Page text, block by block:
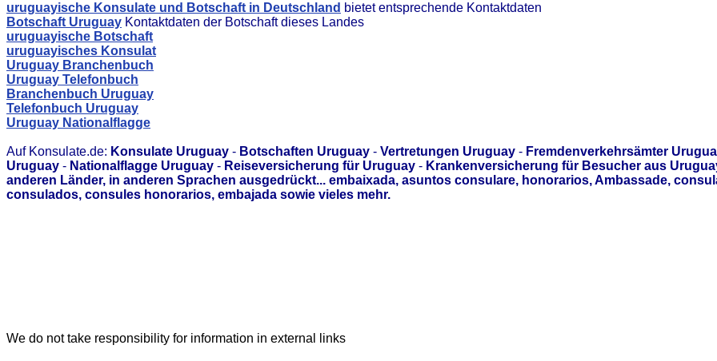
uruguayische Konsulate und Botschaft in Deutschland bietet entsprechende Kontaktdaten
Botschaft Uruguay Kontaktdaten der Botschaft dieses Landes
uruguayische Botschaft
uruguayisches Konsulat
Uruguay Branchenbuch
Uruguay Telefonbuch
Branchenbuch Uruguay
Telefonbuch Uruguay
Uruguay Nationalflagge
Auf Konsulate.de: Konsulate Uruguay - Botschaften Uruguay - Vertretungen Uruguay - Fremdenverkehrsämter
Uruguay - Nationalflagge Uruguay - Reiseversicherung für Uruguay - Krankenversicherung für Besucher aus
anderen Länder, in anderen Sprachen ausgedrückt... embaixada, asuntos consulare, honorarios, Ambassade,
consulados, consules honorarios, embajada sowie vieles mehr.
We do not take responsibility for information in external links